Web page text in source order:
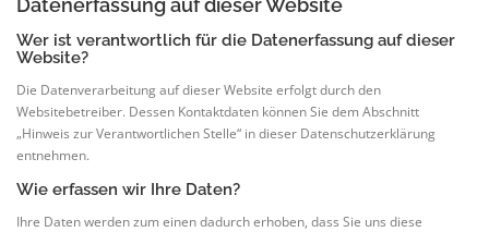
Datenerfassung auf dieser Website
Wer ist verantwortlich für die Datenerfassung auf dieser
Website?
Die Datenverarbeitung auf dieser Website erfolgt durch den
Websitebetreiber. Dessen Kontaktdaten können Sie dem Abschnitt
„Hinweis zur Verantwortlichen Stelle“ in dieser Datenschutzerklärung
entnehmen.
Wie erfassen wir Ihre Daten?
Ihre Daten werden zum einen dadurch erhoben, dass Sie uns diese